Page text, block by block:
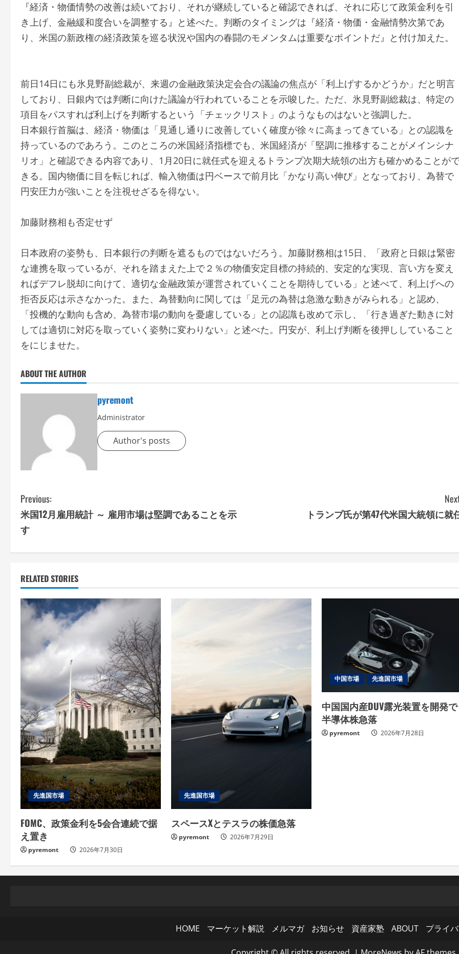
『経済・物価情勢の改善は続いており、それが継続していると確認できれば、それに応じて政策金利を引
き上げ、金融緩和度合いを調整する』と述べた。判断のタイミングは『経済・物価・金融情勢次第であ
り、米国の新政権の経済政策を巡る状況や国内の春闘のモメンタムは重要なポイントだ』と付け加えた。
前日14日にも氷見野副総裁が、来週の金融政策決定会合の議論の焦点が「利上げするかどうか」だと明言
しており、日銀内では判断に向けた議論が行われていることを示唆した。ただ、氷見野副総裁は、特定の
項目をパスすれば利上げを判断するという「チェックリスト」のようなものはないと強調した。
日本銀行首脳は、経済・物価は「見通し通りに改善していく確度が徐々に高まってきている」との認識を
持っているのであろう。このところの米国経済指標でも、米国経済が「堅調に推移することがメインシナ
リオ」と確認できる内容であり、1月20日に就任式を迎えるトランプ次期大統領の出方も確かめることが
きる。国内物価に目を転じれば、輸入物価は円ベースで前月比「かなり高い伸び」となっており、為替で
円安圧力が強いことを注視せざるを得ない。
加藤財務相も否定せず
日本政府の姿勢も、日本銀行の判断を遮るものではないだろう。加藤財務相は15日、「政府と日銀は緊密
な連携を取っているが、それを踏まえた上で２％の物価安定目標の持続的、安定的な実現、言い方を変え
ればデフレ脱却に向けて、適切な金融政策が運営されていくことを期待している」と述べて、利上げへの
拒否反応は示さなかった。また、為替動向に関しては「足元の為替は急激な動きがみられる」と認め、
「投機的な動向も含め、為替市場の動向を憂慮している」との認識も改めて示し、「行き過ぎた動きに対
しては適切に対応を取っていく姿勢に変わりない」と述べた。円安が、利上げ判断を後押ししていること
をにじませた。
ABOUT THE AUTHOR
pyremont
Administrator
Author's posts
C
o
i
n
e
R
e
a
d
i
n
g
Previous:
米国12月雇用統計 ～ 雇用市場は堅調であることを示
す
トランプ氏が第47代米国大統領に就
RELATED STORIES
先進国市場
FOMC、政策金利を5会合連続で据
え置き
pyremont 2026年7月30日
先進国市場
スペースXとテスラの株価急落
pyremont 2026年7月29日
中国市場 先進国市場
中国国内産DUV露光装置を開発で
半導体株急落
pyremont 2026年7月28日
HOME マーケット解説 メルマガ お知らせ 資産家塾 ABOUT プライ